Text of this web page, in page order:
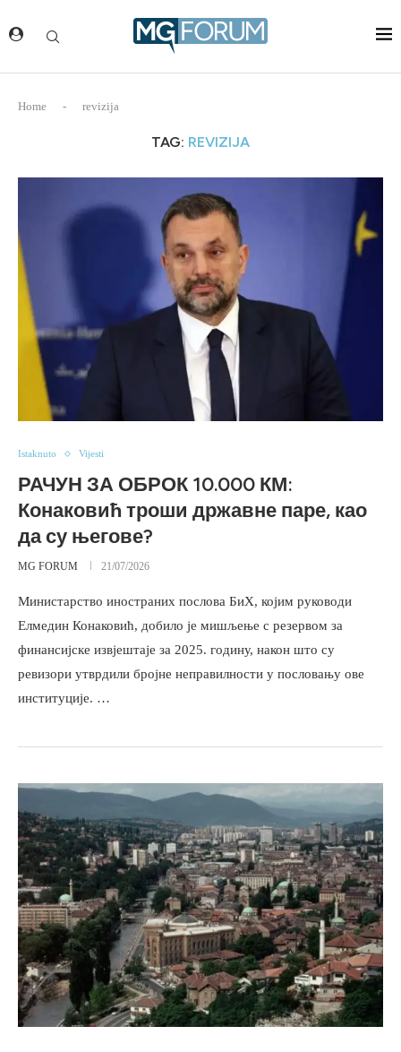
Home - revizija
TAG: REVIZIJA
Istaknuto Vijesti
РАЧУН ЗА ОБРОК 10.000 КМ:
Конаковић троши државне паре, као
да су његове?
MG FORUM 21/07/2026
Министарство иностраних послова БиХ, којим руководи
Елмедин Конаковић, добило је мишљење с резервом за
финансијске извјештаје за 2025. годину, након што су
ревизори утврдили бројне неправилности у пословању ове
институције. …